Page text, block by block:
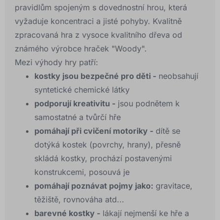
pravidlům spojeným s dovednostní hrou, která
vyžaduje koncentraci a jisté pohyby. Kvalitně
zpracovaná hra z vysoce kvalitního dřeva od
známého výrobce hraček "Woody".
Mezi výhody hry patří:
kostky jsou bezpečné pro děti - neobsahují
syntetické chemické látky
podporují kreativitu - jsou podnětem k
samostatné a tvůrčí hře
pomáhají při cvičení motoriky - dítě se
dotýká kostek (povrchy, hrany), přesně
skládá kostky, prochází postavenými
konstrukcemi, posouvá je
pomáhají poznávat pojmy jako: gravitace,
těžiště, rovnováha atd...
barevné kostky - lákají nejmenší ke hře a